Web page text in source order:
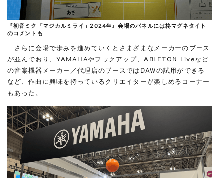
『初音ミク「マジカルミライ」2024年』会場のパネルには柊マグネタイト
のコメントも
さらに会場で歩みを進めていくとさまざまなメーカーのブース
が並んでおり、YAMAHAやフックアップ、ABLETON Liveなど
の音楽機器メーカー／代理店のブースではDAWの試用ができる
など、作曲に興味を持っているクリエイターが楽しめるコーナー
もあった。